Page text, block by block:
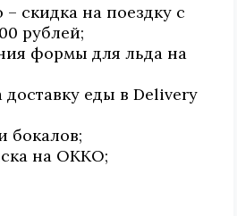
скидка на поездку с
рублей;
формы для льда на
еды в Delivery
бокалов;
на ОККО;